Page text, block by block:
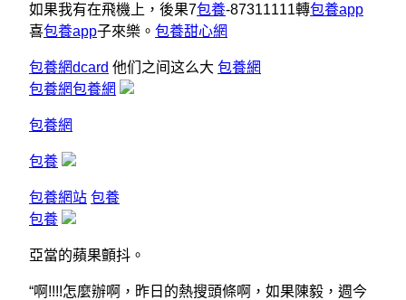
如果我有在飛機上，後果7包養-87311111轉包養app
喜包養app子來樂。 包養甜心網
包養網dcard 他们之间这么大 包養網
包養網包養網
包養網
包養
包養網站 包養
包養
亞當的蘋果顫抖。
“啊!!!!怎麼辦啊，昨日的熱搜頭條啊，如果陳毅，週今